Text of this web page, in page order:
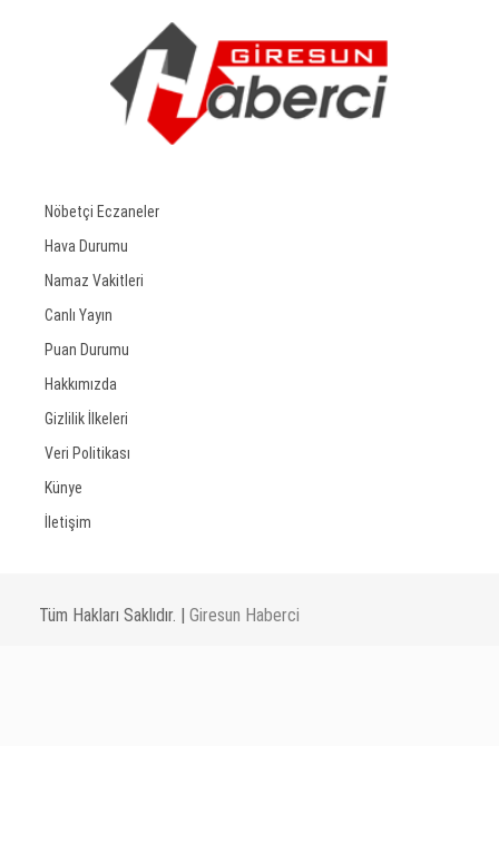
Nöbetçi Eczaneler
Hava Durumu
Namaz Vakitleri
Canlı Yayın
Puan Durumu
Hakkımızda
Gizlilik İlkeleri
Veri Politikası
Künye
İletişim
Tüm Hakları Saklıdır. | Giresun Haberci